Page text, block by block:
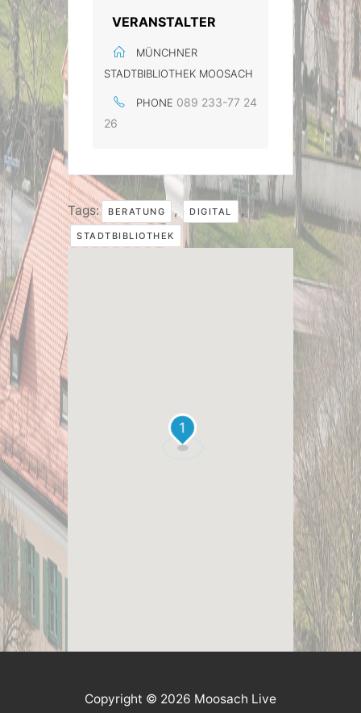
VERANSTALTER
MÜNCHNER
STADTBIBLIOTHEK MOOSACH
PHONE 089 233-77 24
26
Tags: BERATUNG , DIGITAL ,
STADTBIBLIOTHEK
1
Copyright © 2026 Moosach Live